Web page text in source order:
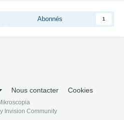
Abonnés 1
Nous contacter Cookies
Invision Community